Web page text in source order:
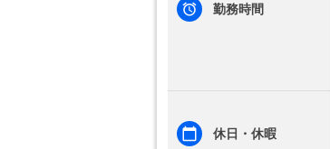
勤務時間
休日・休暇